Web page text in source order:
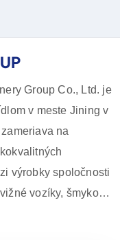
Group Co., Ltd. je
v meste Jining v
na
výrobky spoločnosti
vozíky, šmykom
ktoré sa široko